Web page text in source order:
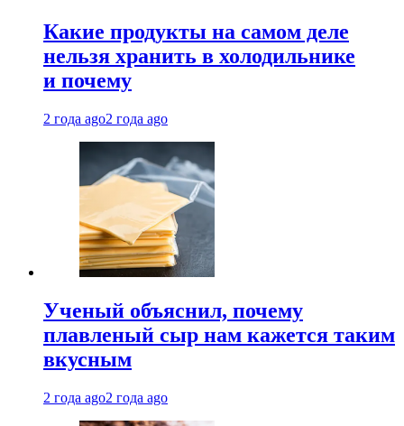
Какие продукты на самом деле
нельзя хранить в холодильнике
и почему
2 года ago2 года ago
Ученый объяснил, почему
плавленый сыр нам кажется таким
вкусным
2 года ago2 года ago